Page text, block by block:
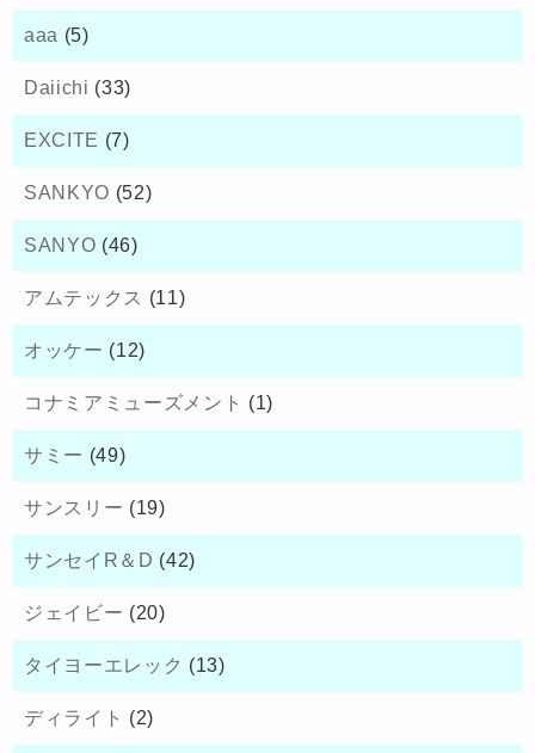
aaa (5)
Daiichi (33)
EXCITE (7)
SANKYO (52)
SANYO (46)
アムテックス (11)
オッケー (12)
コナミアミューズメント (1)
サミー (49)
サンスリー (19)
サンセイR＆D (42)
ジェイビー (20)
タイヨーエレック (13)
ディライト (2)